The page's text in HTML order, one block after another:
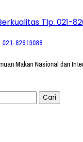
82619088
Makan Nasional dan